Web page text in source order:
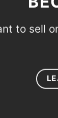
to sell